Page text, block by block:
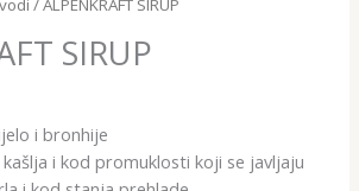
/ ALPENKRAFT SIRUP
SIRUP
i bronhije
i kod promuklosti koji se javljaju